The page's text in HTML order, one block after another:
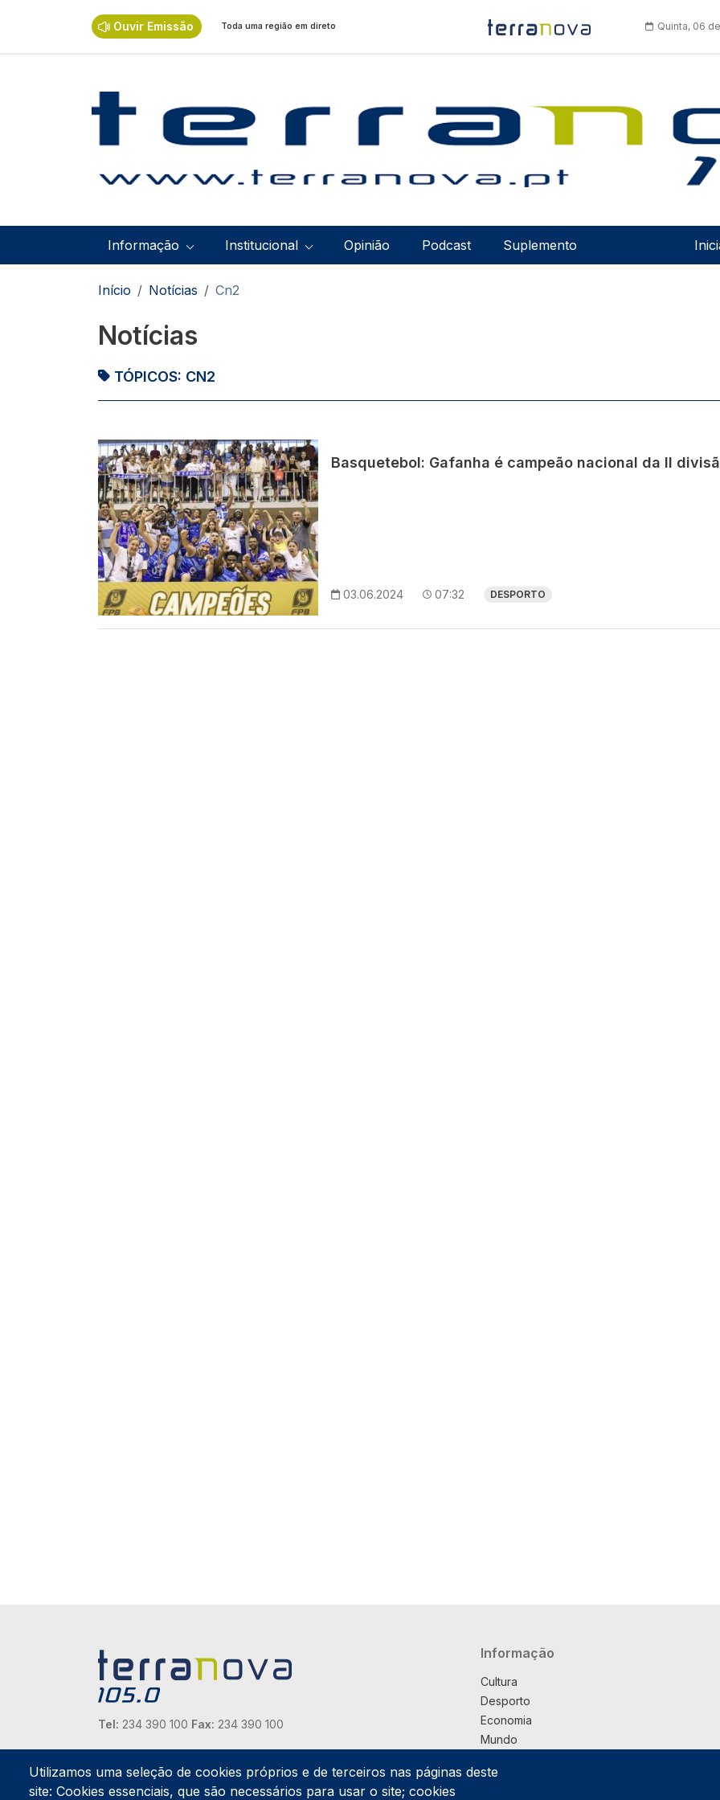
Ouvir Emissão Toda uma região em direto Quinta, 06
Navegação principal
Informação Institucional Opinião Podcast Suplemento
Navegação estrutural
Início Notícias Cn2
Notícias
TÓPICOS: CN2
Imagem
Basquetebol: Gafanha é campeão nacional da II
03.06.2024 07:32 DESPORTO
Tel: 234 390 100 Fax: 234 390 100
Endereço Postal
Apartado 42
Rua Gil Eanes 31
Navegação principal
Informação
Cultura
Desporto
Economia
Mundo
País
Utilizamos uma seleção de cookies próprios e de terceiros nas páginas deste
site: Cookies essenciais, que são necessários para usar o site; cookies